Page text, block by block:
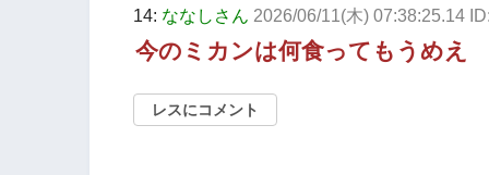
14: ななしさん 2026/06/11(木) 07:38:25.14
今のミカンは何食ってもうめえ
レスにコメント